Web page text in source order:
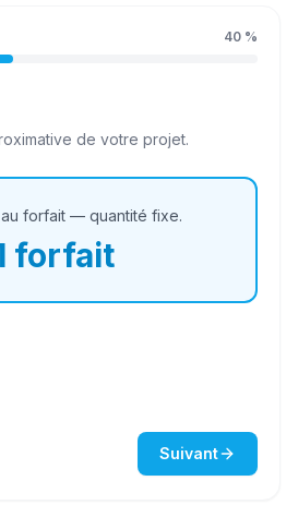
40 %
de votre projet.
forfait — quantité fixe.
forfait
Suivant